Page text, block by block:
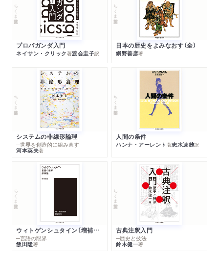
ちくま学芸文庫
プロパガンダ入門
ネイサン・クリック著渡会圭子訳
ちくま学芸文庫
日本の歴史をよみなおす（全）
網野善彦著
ちくま学芸文庫
システムの非線形論理
─世界を創造的に組み直す
河本英夫著
ちくま学芸文庫
人間の条件
ハンナ・アーレント 著志水速雄訳
ちくま学芸文庫
ウィトゲンシュタイン〔増補新版〕
─言語の限界
飯田隆著
ちくま学芸文庫
古典注釈入門
─歴史と技法
鈴木健一著